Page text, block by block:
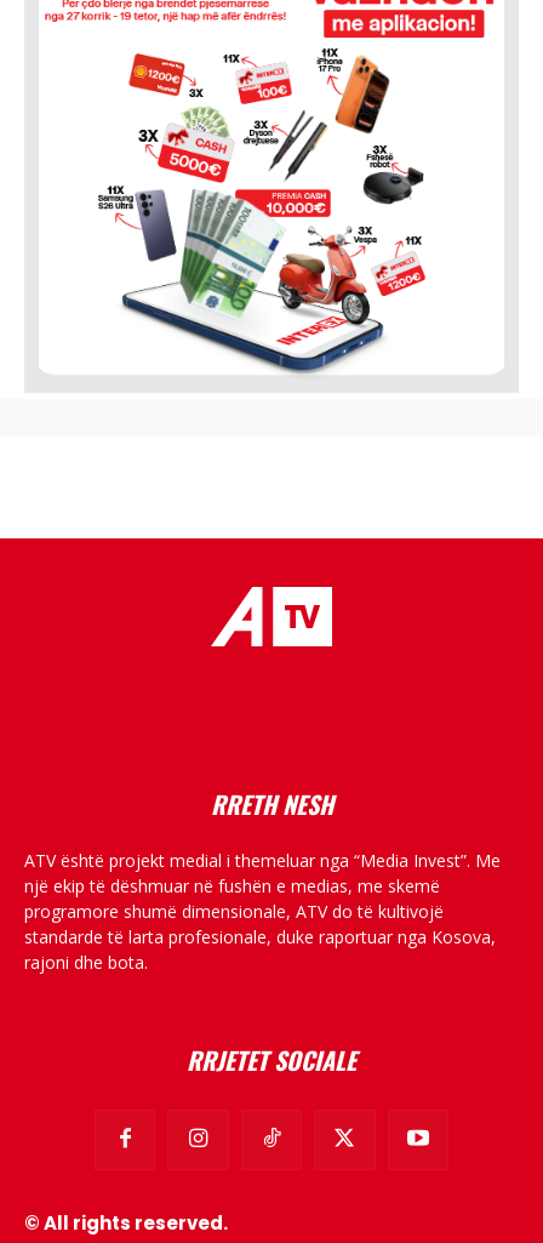
RRETH NESH
ATV është projekt medial i themeluar nga “Media Invest”. Me
një ekip të dëshmuar në fushën e medias, me skemë
programore shumë dimensionale, ATV do të kultivojë
standarde të larta profesionale, duke raportuar nga Kosova,
rajoni dhe bota.
RRJETET SOCIALE
© All rights reserved.